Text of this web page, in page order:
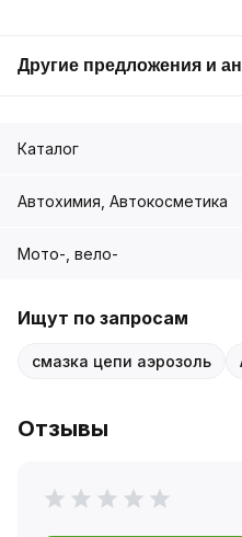
Другие предложения и
Каталог
Автохимия, Автокосметика
Мото-, вело-
Ищут по запросам
смазка цепи аэрозоль
Отзывы